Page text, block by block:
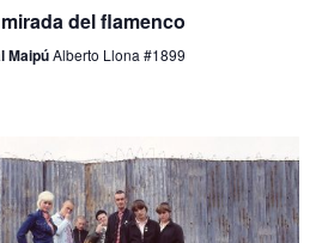
del flamenco
MaipúAlberto Llona #1899